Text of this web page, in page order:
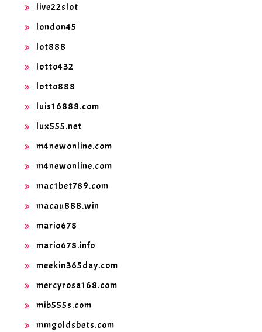
live22slot
london45
lot888
lotto432
lotto888
luis16888.com
lux555.net
m4newonline.com
m4newonline.com
mac1bet789.com
macau888.win
mario678
mario678.info
meekin365day.com
mercyrosa168.com
mib555s.com
mmgoldsbets.com